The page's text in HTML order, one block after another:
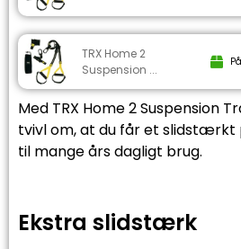
TRX Home 2
Suspension ...
Med TRX Home 2 Suspension
tvivl om, at du får et slidstærkt
til mange års dagligt brug.
Ekstra slidstærk